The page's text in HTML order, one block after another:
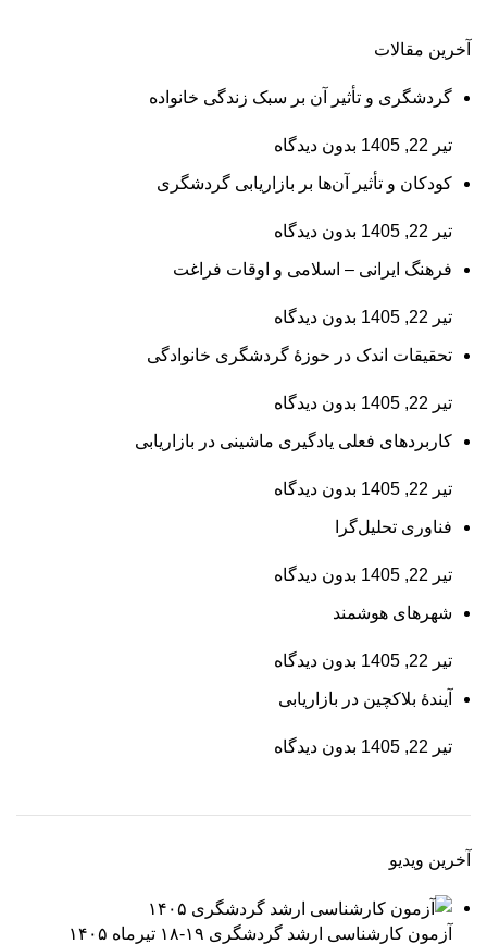
آخرین مقالات
گردشگری و تأثیر آن بر سبک زندگی خانواده
تیر 22, 1405 بدون دیدگاه
کودکان و تأثیر آن‌ها بر بازاریابی گردشگری
تیر 22, 1405 بدون دیدگاه
فرهنگ ایرانی – اسلامی و اوقات فراغت
تیر 22, 1405 بدون دیدگاه
تحقیقات اندک در حوزۀ گردشگری خانوادگی
تیر 22, 1405 بدون دیدگاه
کاربردهای فعلی یادگیری ماشینی در بازاریابی
تیر 22, 1405 بدون دیدگاه
فناوری تحلیل‌گرا
تیر 22, 1405 بدون دیدگاه
شهرهای هوشمند
تیر 22, 1405 بدون دیدگاه
آیندۀ بلاکچین در بازاریابی
تیر 22, 1405 بدون دیدگاه
آخرین ویدیو
آزمون کارشناسی ارشد گردشگری ۱۹-۱۸ تیرماه ۱۴۰۵